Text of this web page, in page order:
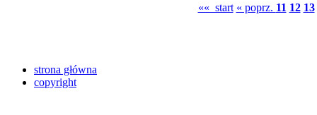
«« start « poprz. 11 12 13
strona główna
copyright